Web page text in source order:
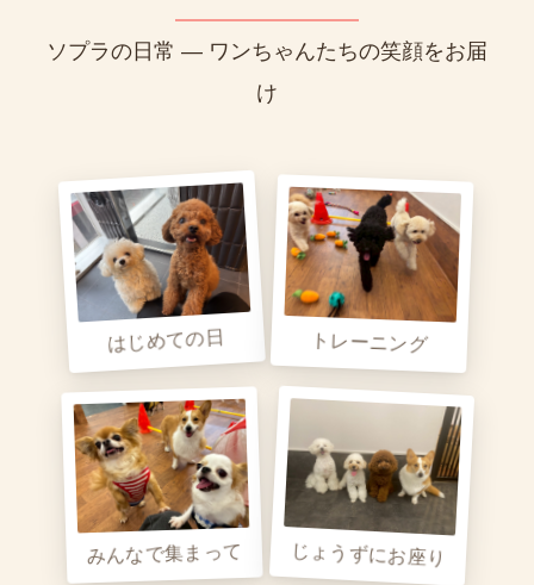
ソプラの日常 — ワンちゃんたちの笑顔をお届
け
はじめての日 トレーニング
みんなで集まって じょうずにお座り